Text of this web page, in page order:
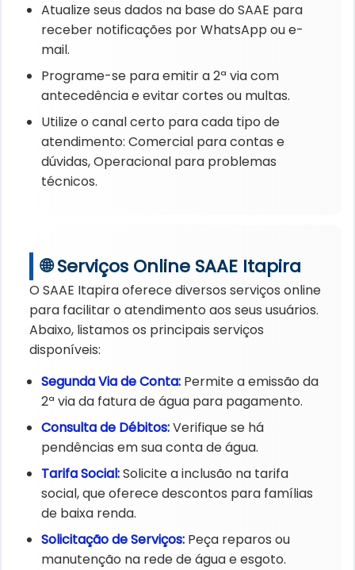
Atualize seus dados na base do SAAE para
receber notificações por WhatsApp ou e-
mail.
Programe-se para emitir a 2ª via com
antecedência e evitar cortes ou multas.
Utilize o canal certo para cada tipo de
atendimento: Comercial para contas e
dúvidas, Operacional para problemas
técnicos.
🌐 Serviços Online SAAE Itapira
O SAAE Itapira oferece diversos serviços online
para facilitar o atendimento aos seus usuários.
Abaixo, listamos os principais serviços
disponíveis:
Segunda Via de Conta: Permite a emissão da
2ª via da fatura de água para pagamento.
Consulta de Débitos:Verifique se há
pendências em sua conta de água.
Tarifa Social:Solicite a inclusão na tarifa
social, que oferece descontos para famílias
de baixa renda.
Solicitação de Serviços: Peça reparos ou
manutenção na rede de água e esgoto.